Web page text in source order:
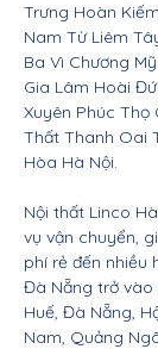
Trưng Hoàn
Nam Từ Liêm
Ba Vì Chương
Gia Lâm Hoài
Xuyên Phúc Thọ
Thất Thanh Oai
Hòa Hà Nội.
Nội thất Linco
vụ vận chuyển,
phí rẻ đến nhiều
Đà Nẵng trở vào
Huế, Đà Nẵng,
Nam, Quảng